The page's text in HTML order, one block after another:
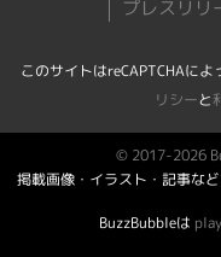
プレスリリ
このサイトはreCAPTCHAに
リシーと
© 2017-2026
掲載画像・イラスト・記事な
BuzzBubbleは